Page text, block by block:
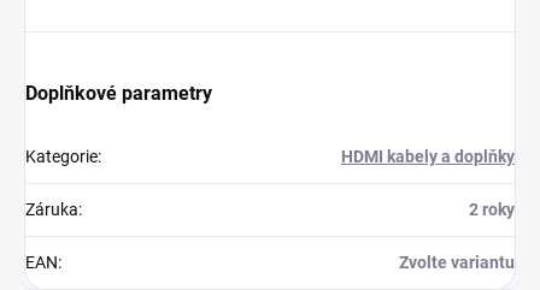
Doplňkové parametry
Kategorie: HDMI kabely a doplňky
Záruka: 2 roky
EAN: Zvolte variantu